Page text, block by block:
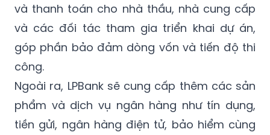
và thanh toán cho nhà thầu, nhà cung cấp
và các đối tác tham gia triển khai dự án,
góp phần bảo đảm dòng vốn và tiến độ thi
công.
Ngoài ra, LPBank sẽ cung cấp thêm các sản
phẩm và dịch vụ ngân hàng như tín dụng,
tiền gửi, ngân hàng điện tử, bảo hiểm cùng